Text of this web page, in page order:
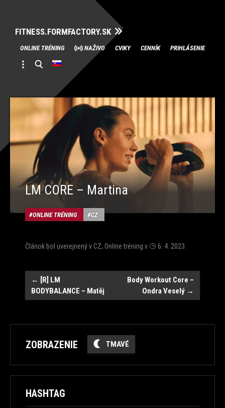
FITNESS.FORMFACTORY.SK
Skip
to
content
ONLINE TRÉNING NAŽIVO CVIKY CENNÍK PRIHLÁSENIE
LM CORE – Martina
ONLINE TRÉNING CZ
Článok bol uverejnený vCZ, Online tréning v 6. 4. 2023
Post
navigation
← [R] LM
BODYBALANCE – Matěj
Body Workout Core –
Ondra Veselý →
ZOBRAZENIE TMAVÉ
HASHTAG